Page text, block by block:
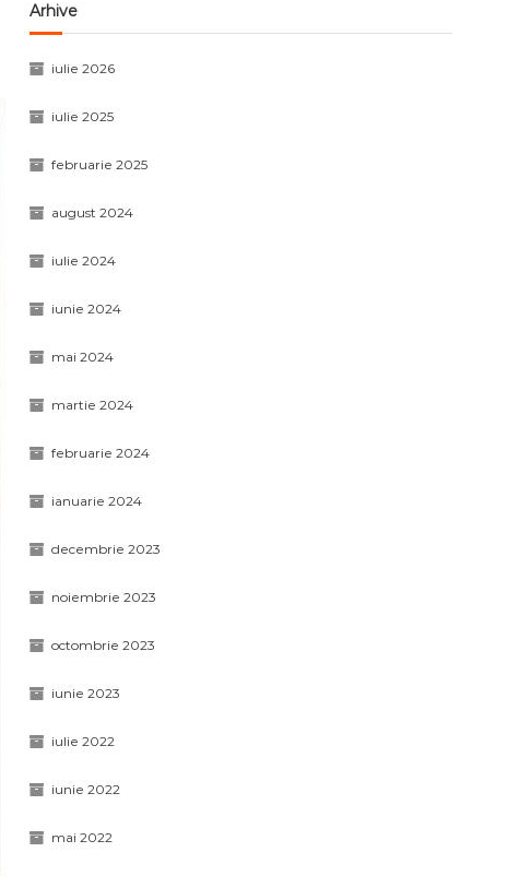
Arhive
iulie 2026
iulie 2025
februarie 2025
august 2024
iulie 2024
iunie 2024
mai 2024
martie 2024
februarie 2024
ianuarie 2024
decembrie 2023
noiembrie 2023
octombrie 2023
iunie 2023
iulie 2022
iunie 2022
mai 2022